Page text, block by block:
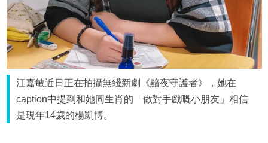
江嘉敏近日正在拍攝無綫新劇《黯夜守護者》，她在
caption中提到和她同生肖的「做對手戲嘅小朋友」相信
是現年14歲的楊凱博。